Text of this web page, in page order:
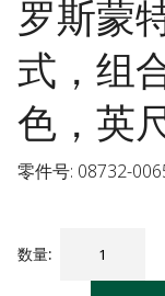
罗斯蒙
式，组
色，英
零件号: 08732-
数量: